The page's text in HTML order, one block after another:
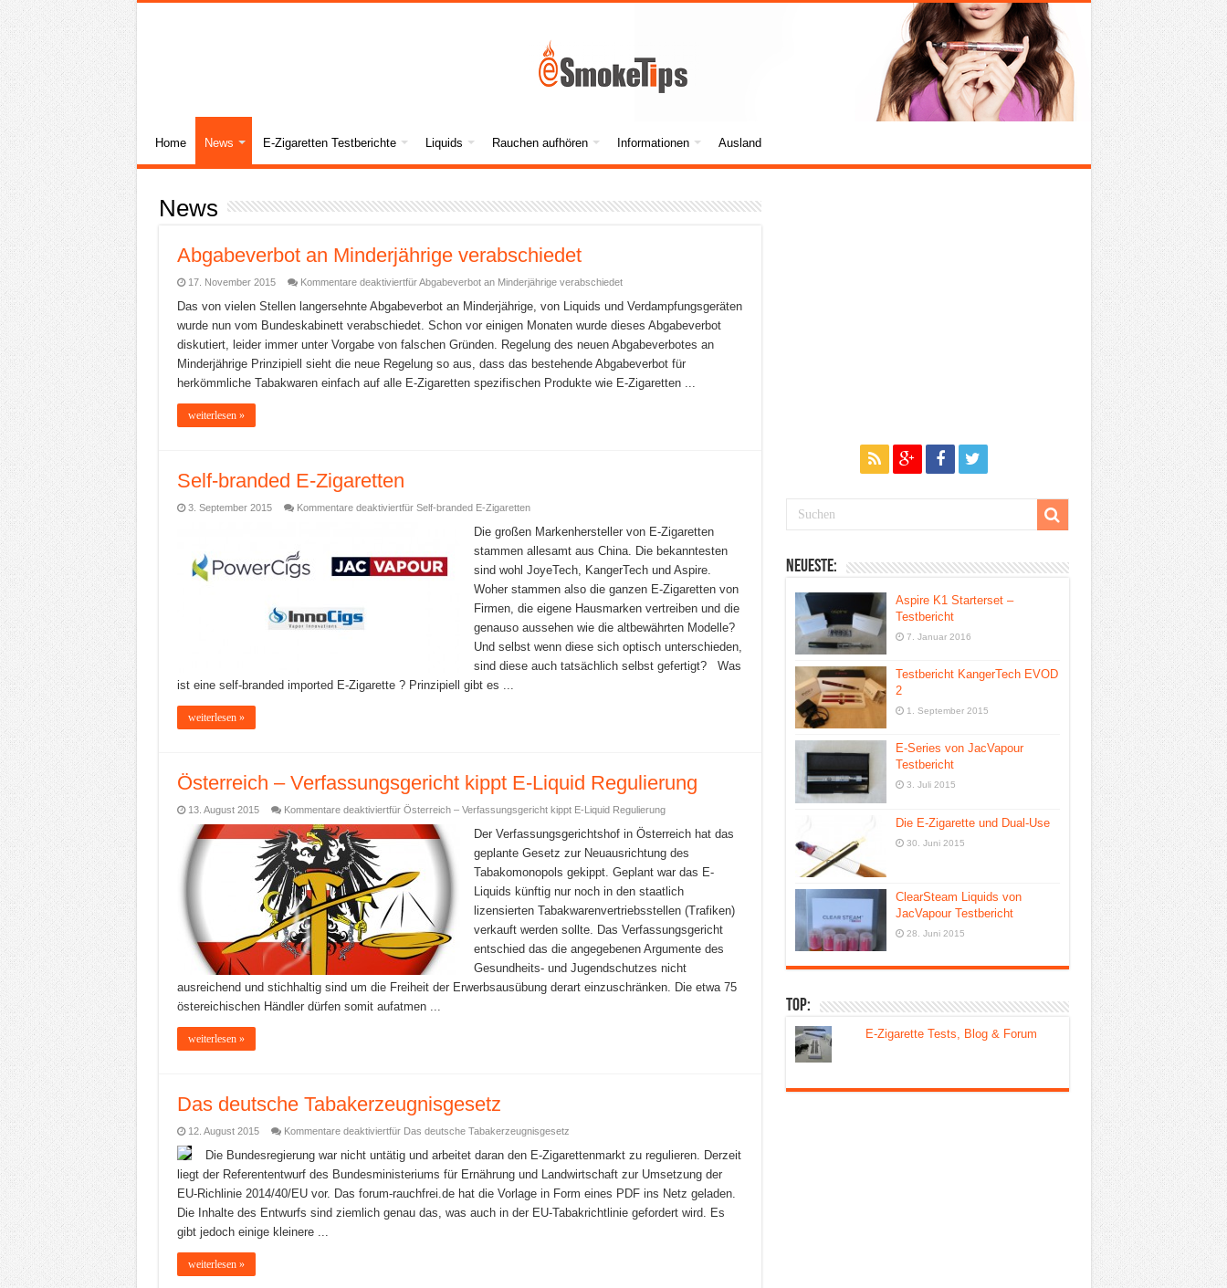
Home News E-Zigaretten Testberichte Liquids Rauchen aufhören Informationen Ausland
News
Abgabeverbot an Minderjährige verabschiedet
17. November 2015 Kommentare deaktiviertfür Abgabeverbot an Minderjährige verabschiedet
Das von vielen Stellen langersehnte Abgabeverbot an Minderjährige, von Liquids und Verdampfungsgeräten
wurde nun vom Bundeskabinett verabschiedet. Schon vor einigen Monaten wurde dieses Abgabeverbot
diskutiert, leider immer unter Vorgabe von falschen Gründen. Regelung des neuen Abgabeverbotes an
Minderjährige Prinzipiell sieht die neue Regelung so aus, dass das bestehende Abgabeverbot für
herkömmliche Tabakwaren einfach auf alle E-Zigaretten spezifischen Produkte wie E-Zigaretten ...
weiterlesen »
Self-branded E-Zigaretten
3. September 2015 Kommentare deaktiviertfür Self-branded E-Zigaretten
Die großen Markenhersteller von E-Zigaretten
stammen allesamt aus China. Die bekanntesten
sind wohl JoyeTech, KangerTech und Aspire.
Woher stammen also die ganzen E-Zigaretten von
Firmen, die eigene Hausmarken vertreiben und die
genauso aussehen wie die altbewährten Modelle?
Und selbst wenn diese sich optisch unterschieden,
sind diese auch tatsächlich selbst gefertigt? Was
ist eine self-branded imported E-Zigarette ? Prinzipiell gibt es ...
weiterlesen »
Österreich – Verfassungsgericht kippt E-Liquid Regulierung
13. August 2015 Kommentare deaktiviertfür Österreich – Verfassungsgericht kippt E-Liquid Regulierung
Der Verfassungsgerichtshof in Österreich hat das
geplante Gesetz zur Neuausrichtung des
Tabakomonopols gekippt. Geplant war das E-
Liquids künftig nur noch in den staatlich
lizensierten Tabakwarenvertriebsstellen (Trafiken)
verkauft werden sollte. Das Verfassungsgericht
entschied das die angegebenen Argumente des
Gesundheits- und Jugendschutzes nicht
ausreichend und stichhaltig sind um die Freiheit der Erwerbsausübung derart einzuschränken. Die etwa 75
östereichischen Händler dürfen somit aufatmen ...
weiterlesen »
Das deutsche Tabakerzeugnisgesetz
12. August 2015 Kommentare deaktiviertfür Das deutsche Tabakerzeugnisgesetz
Die Bundesregierung war nicht untätig und arbeitet daran den E-Zigarettenmarkt zu regulieren. Derzeit
liegt der Referententwurf des Bundesministeriums für Ernährung und Landwirtschaft zur Umsetzung der
EU-Richlinie 2014/40/EU vor. Das forum-rauchfrei.de hat die Vorlage in Form eines PDF ins Netz geladen.
Die Inhalte des Entwurfs sind ziemlich genau das, was auch in der EU-Tabakrichtlinie gefordert wird. Es
gibt jedoch einige kleinere ...
weiterlesen »
Neueste:
Aspire K1 Starterset –
Testbericht
7. Januar 2016
Testbericht KangerTech EVOD
2
1. September 2015
E-Series von JacVapour
Testbericht
3. Juli 2015
Die E-Zigarette und Dual-Use
30. Juni 2015
ClearSteam Liquids von
JacVapour Testbericht
28. Juni 2015
Top:
E-Zigarette Tests, Blog & Forum